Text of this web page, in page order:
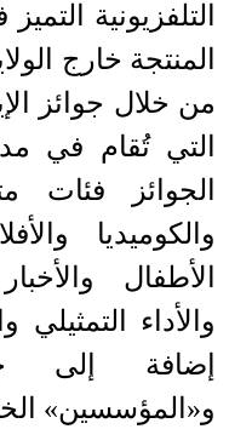
التلفزيونية
المنتجة خارج
من خلال جوائز
التي تُقام في
الجوائز فئات
والكوميديا
الأطفال
والأداء
إضافة إلى
و«المؤسسين»